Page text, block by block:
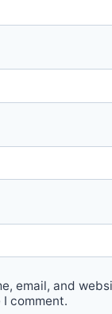
email, and
comment.